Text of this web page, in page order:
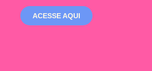
ACESSE AQUI